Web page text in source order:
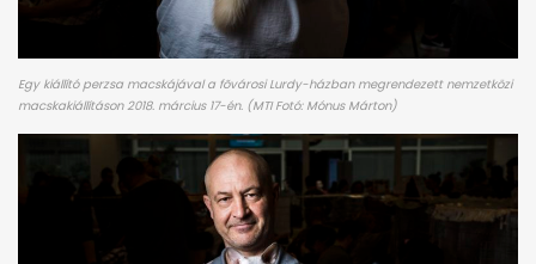
Egy kiállító perzsa macskájával a fõvárosi Lurdy-házban megrendezett nemzetközi
macskakiállításon 2018. március 17-én. (MTI Fotó: Mónus Márton)